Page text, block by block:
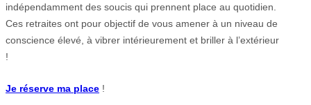
indépendamment des soucis qui prennent place au quotidien.
Ces retraites ont pour objectif de vous amener à un niveau de
conscience élevé, à vibrer intérieurement et briller à l’extérieur
!
Je réserve ma place !